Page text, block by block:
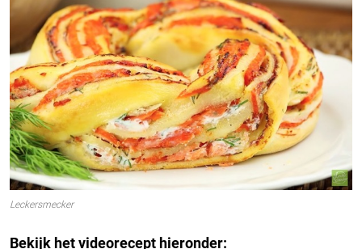
Leckersmecker
Bekijk het videorecept hieronder: